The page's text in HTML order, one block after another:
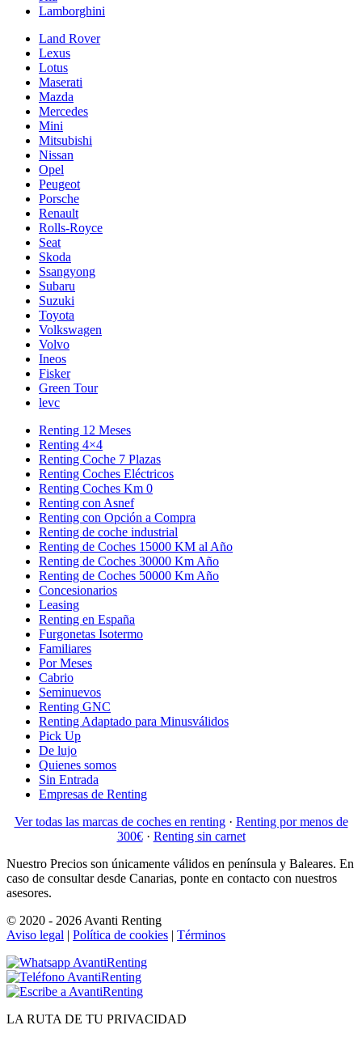
Lamborghini
Land Rover
Lexus
Lotus
Maserati
Mazda
Mercedes
Mini
Mitsubishi
Nissan
Opel
Peugeot
Porsche
Renault
Rolls-Royce
Seat
Skoda
Ssangyong
Subaru
Suzuki
Toyota
Volkswagen
Volvo
Ineos
Fisker
Green Tour
levc
Renting 12 Meses
Renting 4×4
Renting Coche 7 Plazas
Renting Coches Eléctricos
Renting Coches Km 0
Renting con Asnef
Renting con Opción a Compra
Renting de coche industrial
Renting de Coches 15000 KM al Año
Renting de Coches 30000 Km Año
Renting de Coches 50000 Km Año
Concesionarios
Leasing
Renting en España
Furgonetas Isotermo
Familiares
Por Meses
Cabrio
Seminuevos
Renting GNC
Renting Adaptado para Minusválidos
Pick Up
De lujo
Quienes somos
Sin Entrada
Empresas de Renting
Ver todas las marcas de coches en renting· Renting por menos de
300€· Renting sin carnet
Nuestro Precios son únicamente válidos en península y Baleares. En
caso de consultar desde Canarias, ponte en contacto con nuestros
asesores.
© 2020 - 2026 Avanti Renting
Aviso legal | Política de cookies | Términos
LA RUTA DE TU PRIVACIDAD